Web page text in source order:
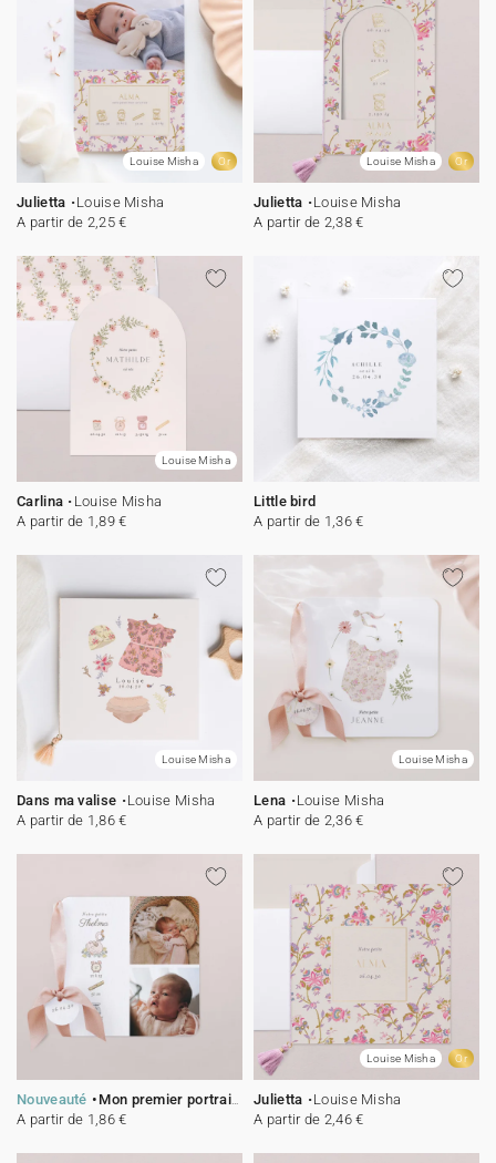
Louise Misha Or
Julietta
Louise Misha
A partir de 2,25 €
Louise Misha Or
Julietta
Louise Misha
A partir de 2,38 €
Louise Misha
Carlina
Louise Misha
A partir de 1,89 €
Little bird
A partir de 1,36 €
Louise Misha
Dans ma valise
Louise Misha
A partir de 1,86 €
Louise Misha
Lena
Louise Misha
A partir de 2,36 €
Nouveauté
Mon premier portrait - rose
A partir de 1,86 €
Louise Misha Or
Julietta
Louise Misha
A partir de 2,46 €